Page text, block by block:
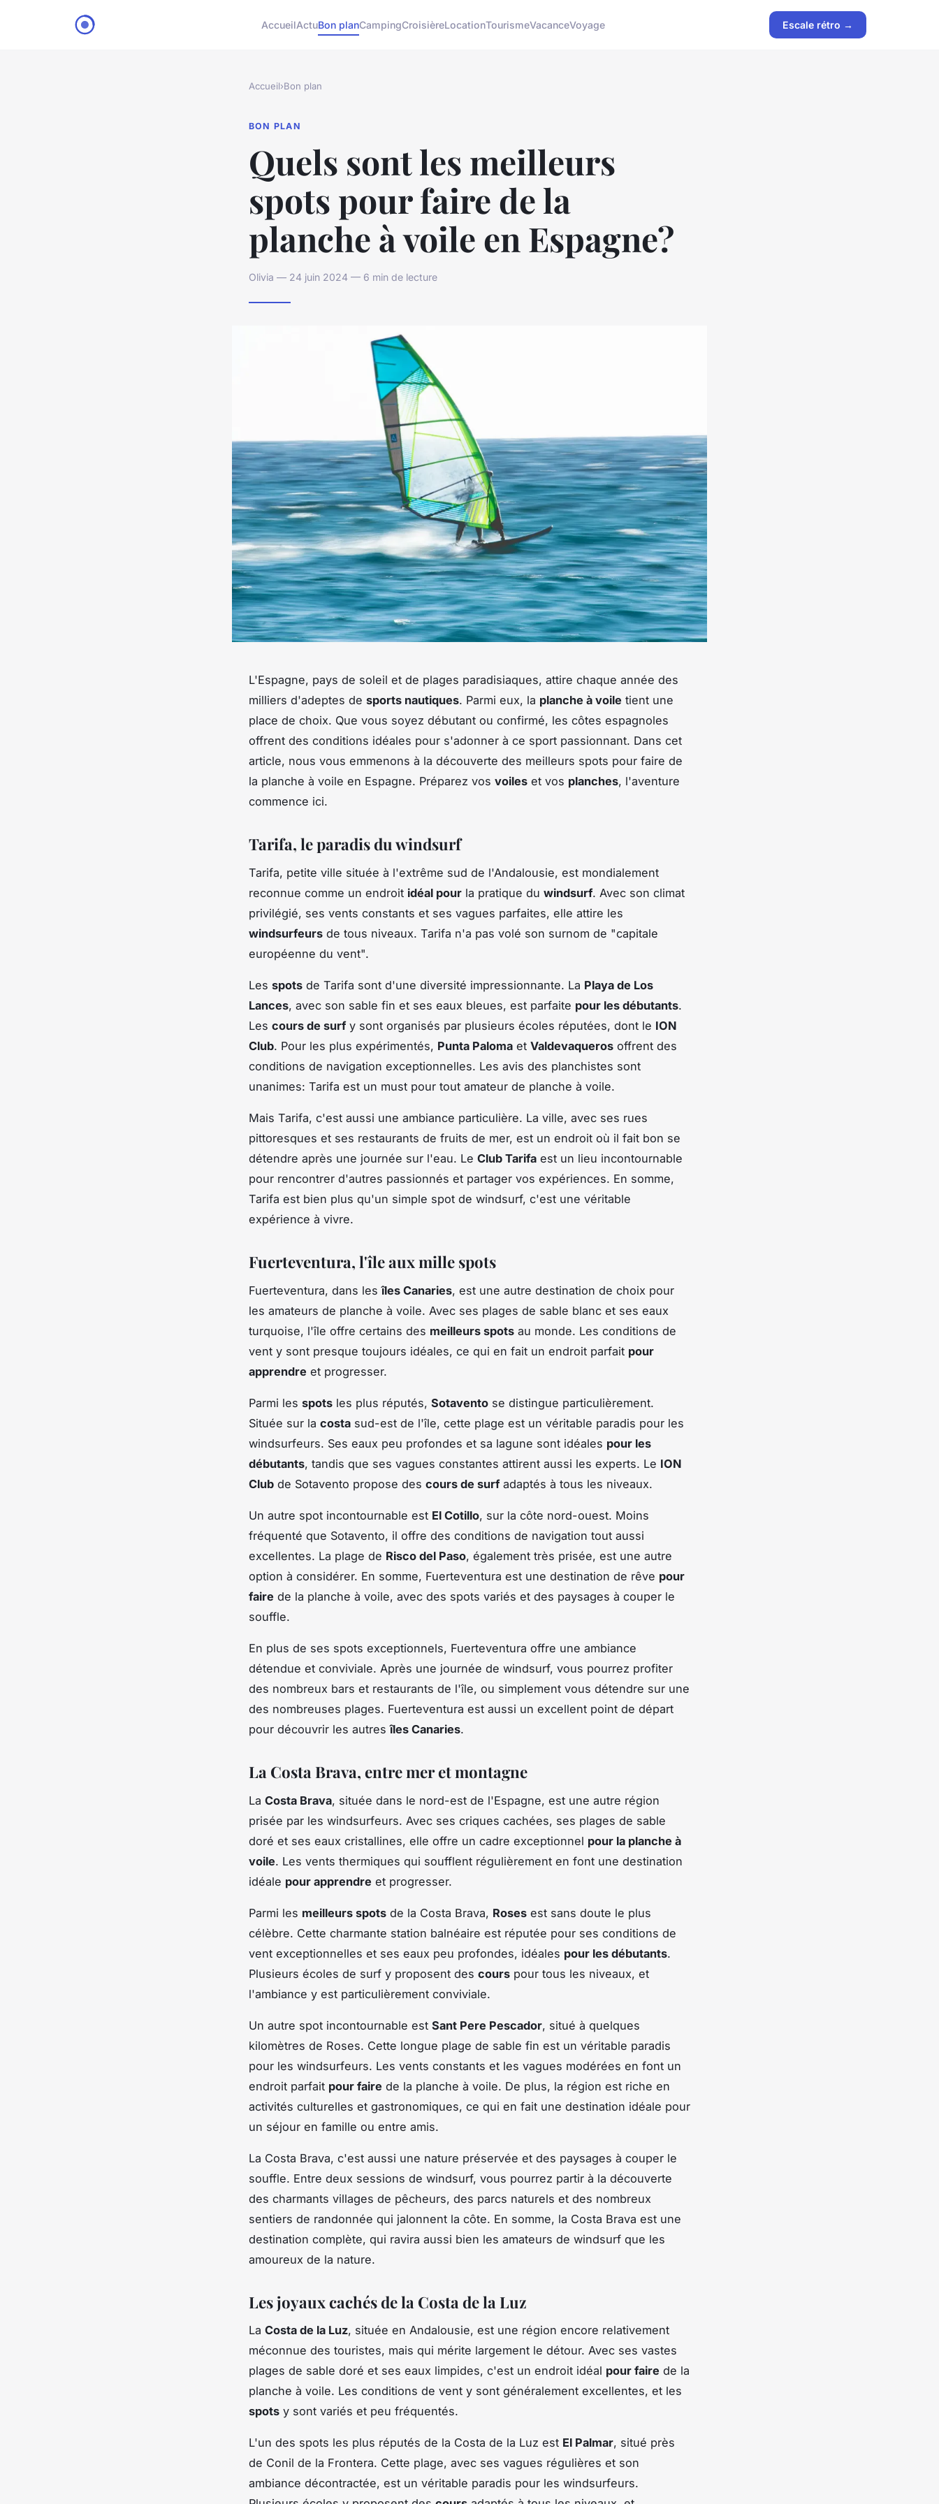
AccueilActuBon planCampingCroisièreLocationTourismeVacanceVoyage Escale rétro →
Accueil›Bon plan
BON PLAN
Quels sont les meilleurs
spots pour faire de la
planche à voile en Espagne?
Olivia — 24 juin 2024 — 6 min de lecture
L'Espagne, pays de soleil et de plages paradisiaques, attire chaque année des
milliers d'adeptes de sports nautiques. Parmi eux, la planche à voile tient une
place de choix. Que vous soyez débutant ou confirmé, les côtes espagnoles
offrent des conditions idéales pour s'adonner à ce sport passionnant. Dans cet
article, nous vous emmenons à la découverte des meilleurs spots pour faire de
la planche à voile en Espagne. Préparez vos voiles et vos planches, l'aventure
commence ici.
Tarifa, le paradis du windsurf
Tarifa, petite ville située à l'extrême sud de l'Andalousie, est mondialement
reconnue comme un endroit idéal pour la pratique du windsurf. Avec son climat
privilégié, ses vents constants et ses vagues parfaites, elle attire les
windsurfeurs de tous niveaux. Tarifa n'a pas volé son surnom de "capitale
européenne du vent".
Les spots de Tarifa sont d'une diversité impressionnante. La Playa de Los
Lances, avec son sable fin et ses eaux bleues, est parfaite pour les débutants.
Les cours de surfy sont organisés par plusieurs écoles réputées, dont le ION
Club. Pour les plus expérimentés, Punta Paloma et Valdevaqueros offrent des
conditions de navigation exceptionnelles. Les avis des planchistes sont
unanimes: Tarifa est un must pour tout amateur de planche à voile.
Mais Tarifa, c'est aussi une ambiance particulière. La ville, avec ses rues
pittoresques et ses restaurants de fruits de mer, est un endroit où il fait bon se
détendre après une journée sur l'eau. Le Club Tarifa est un lieu incontournable
pour rencontrer d'autres passionnés et partager vos expériences. En somme,
Tarifa est bien plus qu'un simple spot de windsurf, c'est une véritable
expérience à vivre.
Fuerteventura, l'île aux mille spots
Fuerteventura, dans lesîles Canaries, est une autre destination de choix pour
les amateurs de planche à voile. Avec ses plages de sable blanc et ses eaux
turquoise, l'île offre certains des meilleurs spots au monde. Les conditions de
vent y sont presque toujours idéales, ce qui en fait un endroit parfait pour
apprendre et progresser.
Parmi les spots les plus réputés, Sotavento se distingue particulièrement.
Située sur la costa sud-est de l'île, cette plage est un véritable paradis pour les
windsurfeurs. Ses eaux peu profondes et sa lagune sont idéales pour les
débutants, tandis que ses vagues constantes attirent aussi les experts. Le ION
Club de Sotavento propose des cours de surfadaptés à tous les niveaux.
Un autre spot incontournable est El Cotillo, sur la côte nord-ouest. Moins
fréquenté que Sotavento, il offre des conditions de navigation tout aussi
excellentes. La plage de Risco del Paso, également très prisée, est une autre
option à considérer. En somme, Fuerteventura est une destination de rêve pour
faire de la planche à voile, avec des spots variés et des paysages à couper le
souffle.
En plus de ses spots exceptionnels, Fuerteventura offre une ambiance
détendue et conviviale. Après une journée de windsurf, vous pourrez profiter
des nombreux bars et restaurants de l'île, ou simplement vous détendre sur une
des nombreuses plages. Fuerteventura est aussi un excellent point de départ
pour découvrir les autresîles Canaries.
La Costa Brava, entre mer et montagne
La Costa Brava, située dans le nord-est de l'Espagne, est une autre région
prisée par les windsurfeurs. Avec ses criques cachées, ses plages de sable
doré et ses eaux cristallines, elle offre un cadre exceptionnel pour la planche à
voile. Les vents thermiques qui soufflent régulièrement en font une destination
idéale pour apprendre et progresser.
Parmi les meilleurs spots de la Costa Brava, Roses est sans doute le plus
célèbre. Cette charmante station balnéaire est réputée pour ses conditions de
vent exceptionnelles et ses eaux peu profondes, idéales pour les débutants.
Plusieurs écoles de surf y proposent des cours pour tous les niveaux, et
l'ambiance y est particulièrement conviviale.
Un autre spot incontournable est Sant Pere Pescador, situé à quelques
kilomètres de Roses. Cette longue plage de sable fin est un véritable paradis
pour les windsurfeurs. Les vents constants et les vagues modérées en font un
endroit parfait pour faire de la planche à voile. De plus, la région est riche en
activités culturelles et gastronomiques, ce qui en fait une destination idéale pour
un séjour en famille ou entre amis.
La Costa Brava, c'est aussi une nature préservée et des paysages à couper le
souffle. Entre deux sessions de windsurf, vous pourrez partir à la découverte
des charmants villages de pêcheurs, des parcs naturels et des nombreux
sentiers de randonnée qui jalonnent la côte. En somme, la Costa Brava est une
destination complète, qui ravira aussi bien les amateurs de windsurf que les
amoureux de la nature.
Les joyaux cachés de la Costa de la Luz
La Costa de la Luz, située en Andalousie, est une région encore relativement
méconnue des touristes, mais qui mérite largement le détour. Avec ses vastes
plages de sable doré et ses eaux limpides, c'est un endroit idéal pour faire de la
planche à voile. Les conditions de vent y sont généralement excellentes, et les
spots y sont variés et peu fréquentés.
L'un des spots les plus réputés de la Costa de la Luz est El Palmar, situé près
de Conil de la Frontera. Cette plage, avec ses vagues régulières et son
ambiance décontractée, est un véritable paradis pour les windsurfeurs.